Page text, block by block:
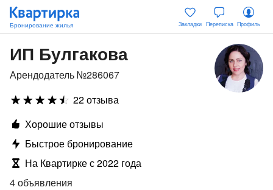
Закладки Переписка Профиль
ИП Булгакова
Арендодатель №286067
22 отзыва
Хорошие отзывы
Быстрое бронирование
На Квартирке с 2022 года
4 объявления